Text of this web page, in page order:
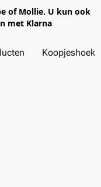
of Mollie. U kun ook
met Klarna
Koopjeshoek